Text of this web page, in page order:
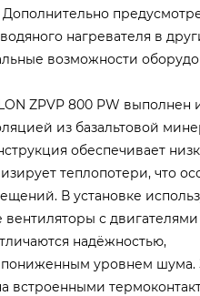
нагревателя в
возможности
ZPVP 800 PW выполнен
из базальтовой
обеспечивает
теплопотери, что
В установке
с
надёжностью,
уровнем шума.
встроенными